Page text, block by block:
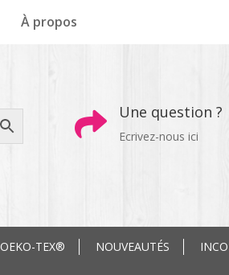
À propos
 Une question ?
Ecrivez-nous ici
OEKO-TEX® NOUVEAUTÉS